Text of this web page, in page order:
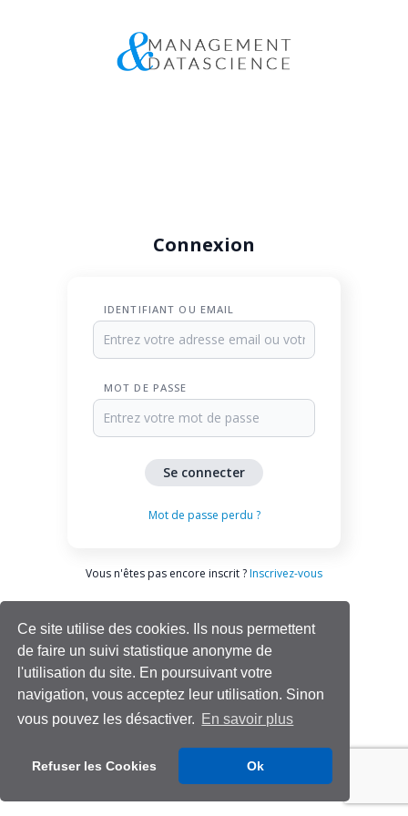
Ce site utilise des cookies. Ils nous permettent
de faire un suivi statistique anonyme de
l'utilisation du site. En poursuivant votre
navigation, vous acceptez leur utilisation. Sinon
vous pouvez les désactiver. En savoir plus
Refuser les Cookies Ok
Connexion
IDENTIFIANT OU EMAIL
MOT DE PASSE
Mot de passe perdu ?
Vous n'êtes pas encore inscrit ? Inscrivez-vous